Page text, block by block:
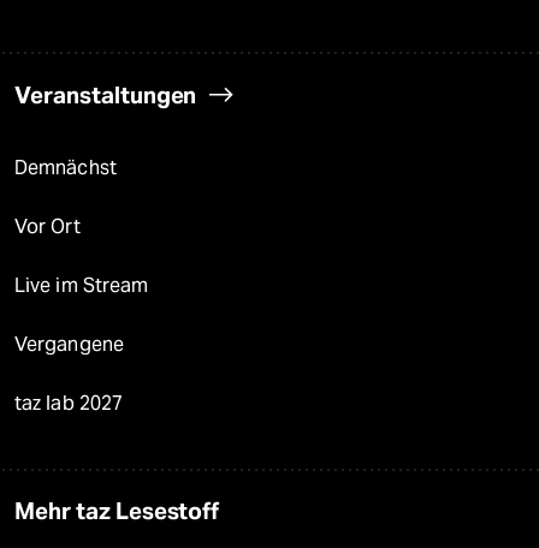
Veranstaltungen
Demnächst
Vor Ort
Live im Stream
Vergangene
taz lab 2027
Mehr taz Lesestoff